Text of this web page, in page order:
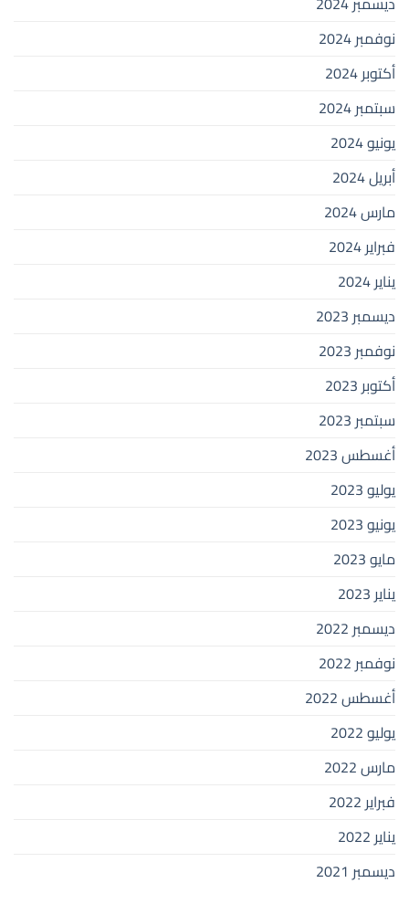
نوفمبر 2024
أكتوبر 2024
سبتمبر 2024
يونيو 2024
أبريل 2024
مارس 2024
فبراير 2024
يناير 2024
ديسمبر 2023
نوفمبر 2023
أكتوبر 2023
سبتمبر 2023
أغسطس 2023
يوليو 2023
يونيو 2023
مايو 2023
يناير 2023
ديسمبر 2022
نوفمبر 2022
أغسطس 2022
يوليو 2022
مارس 2022
فبراير 2022
يناير 2022
ديسمبر 2021